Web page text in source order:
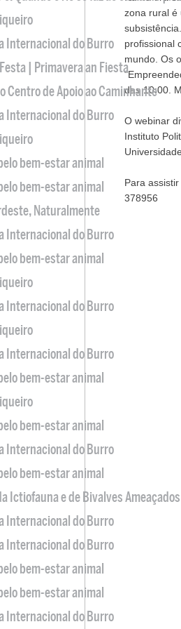
zona rural é
profissional
mundo. Os
das 10:00.
O webinar
Instituto
Para
378956
Internacional do Burro
| Primavera an Fiesta
Centro de Apoio ao Caminhante
Internacional do Burro
bem-estar animal
bem-estar animal
Naturalmente
Internacional do Burro
bem-estar animal
Internacional do Burro
Internacional do Burro
bem-estar animal
bem-estar animal
Internacional do Burro
bem-estar animal
Ictiofauna e de Bivalves
Internacional do Burro
Internacional do Burro
bem-estar animal
bem-estar animal
Internacional do Burro